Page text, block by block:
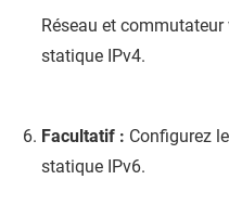
Réseau et
statique IPv4.
Facultatif : Configurez
statique IPv6.